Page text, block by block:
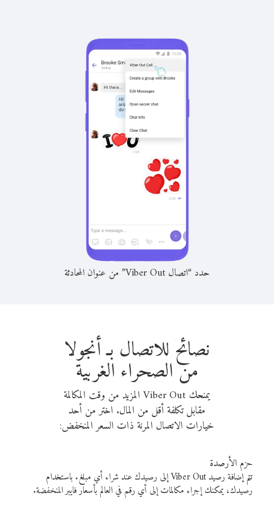
حدد “اتصال Viber Out” من عنوان المحادثة
نصائح للاتصال بـ أنجولا
من الصحراء الغربية
يمنحك Viber Out المزيد من وقت المكالمة
مقابل تكلفة أقل من المال. اختر من أحد
خيارات الاتصال المرنة ذات السعر المنخفض:
حزم الأرصدة
تتم إضافة رصيد Viber Out إلى رصيدك عند شراء أي مبلغ. باستخدام
رصيدك، يمكنك إجراء مكالمات إلى أي رقم في العالم بأسعار فايبر المنخفضة.